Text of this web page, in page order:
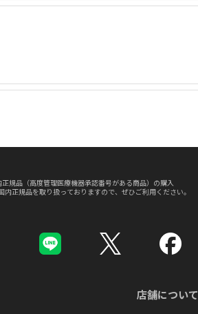
品（高度管理医療機器承認番号がある商品）の購入
正規品を取り扱っておりますので、ぜひご利用ください。
店舗について